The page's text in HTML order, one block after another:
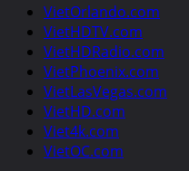
VietOrlando.com
VietHDTV.com
VietHDRadio.com
VietPhoenix.com
VietLasVegas.com
VietHD.com
Viet4k.com
VietOC.com